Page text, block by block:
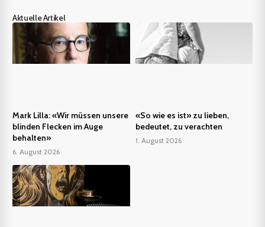
Aktuelle Artikel
Mark Lilla: «Wir müssen unsere
blinden Flecken im Auge
behalten»
6. August 2026
«So wie es ist» zu lieben,
bedeutet, zu verachten
1. August 2026